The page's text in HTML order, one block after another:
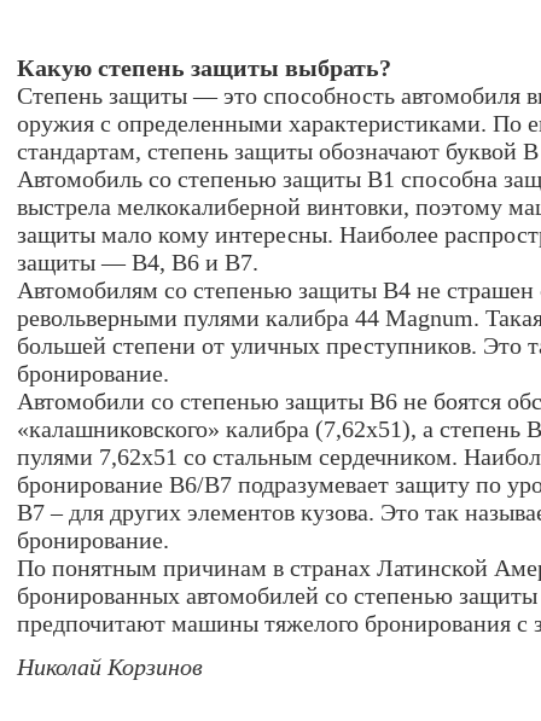
Какую степень защиты выбрать?
Степень защиты — это способность автомобиля
оружия с определенными характеристиками. По
стандартам, степень защиты обозначают буквой
Автомобиль со степенью защиты B1 способна
выстрела мелкокалиберной винтовки, поэтому
защиты мало кому интересны. Наиболее
защиты — B4, B6 и B7.
Автомобилям со степенью защиты B4 не страшен
револьверными пулями калибра 44 Magnum.
большей степени от уличных преступников. Это
бронирование.
Автомобили со степенью защиты B6 не боятся
«калашниковского» калибра (7,62x51), а степень
пулями 7,62x51 со стальным сердечником.
бронирование B6/B7 подразумевает защиту по
B7 – для других элементов кузова. Это так
бронирование.
По понятным причинам в странах Латинской
бронированных автомобилей со степенью
предпочитают машины тяжелого бронирования с
Николай Корзинов